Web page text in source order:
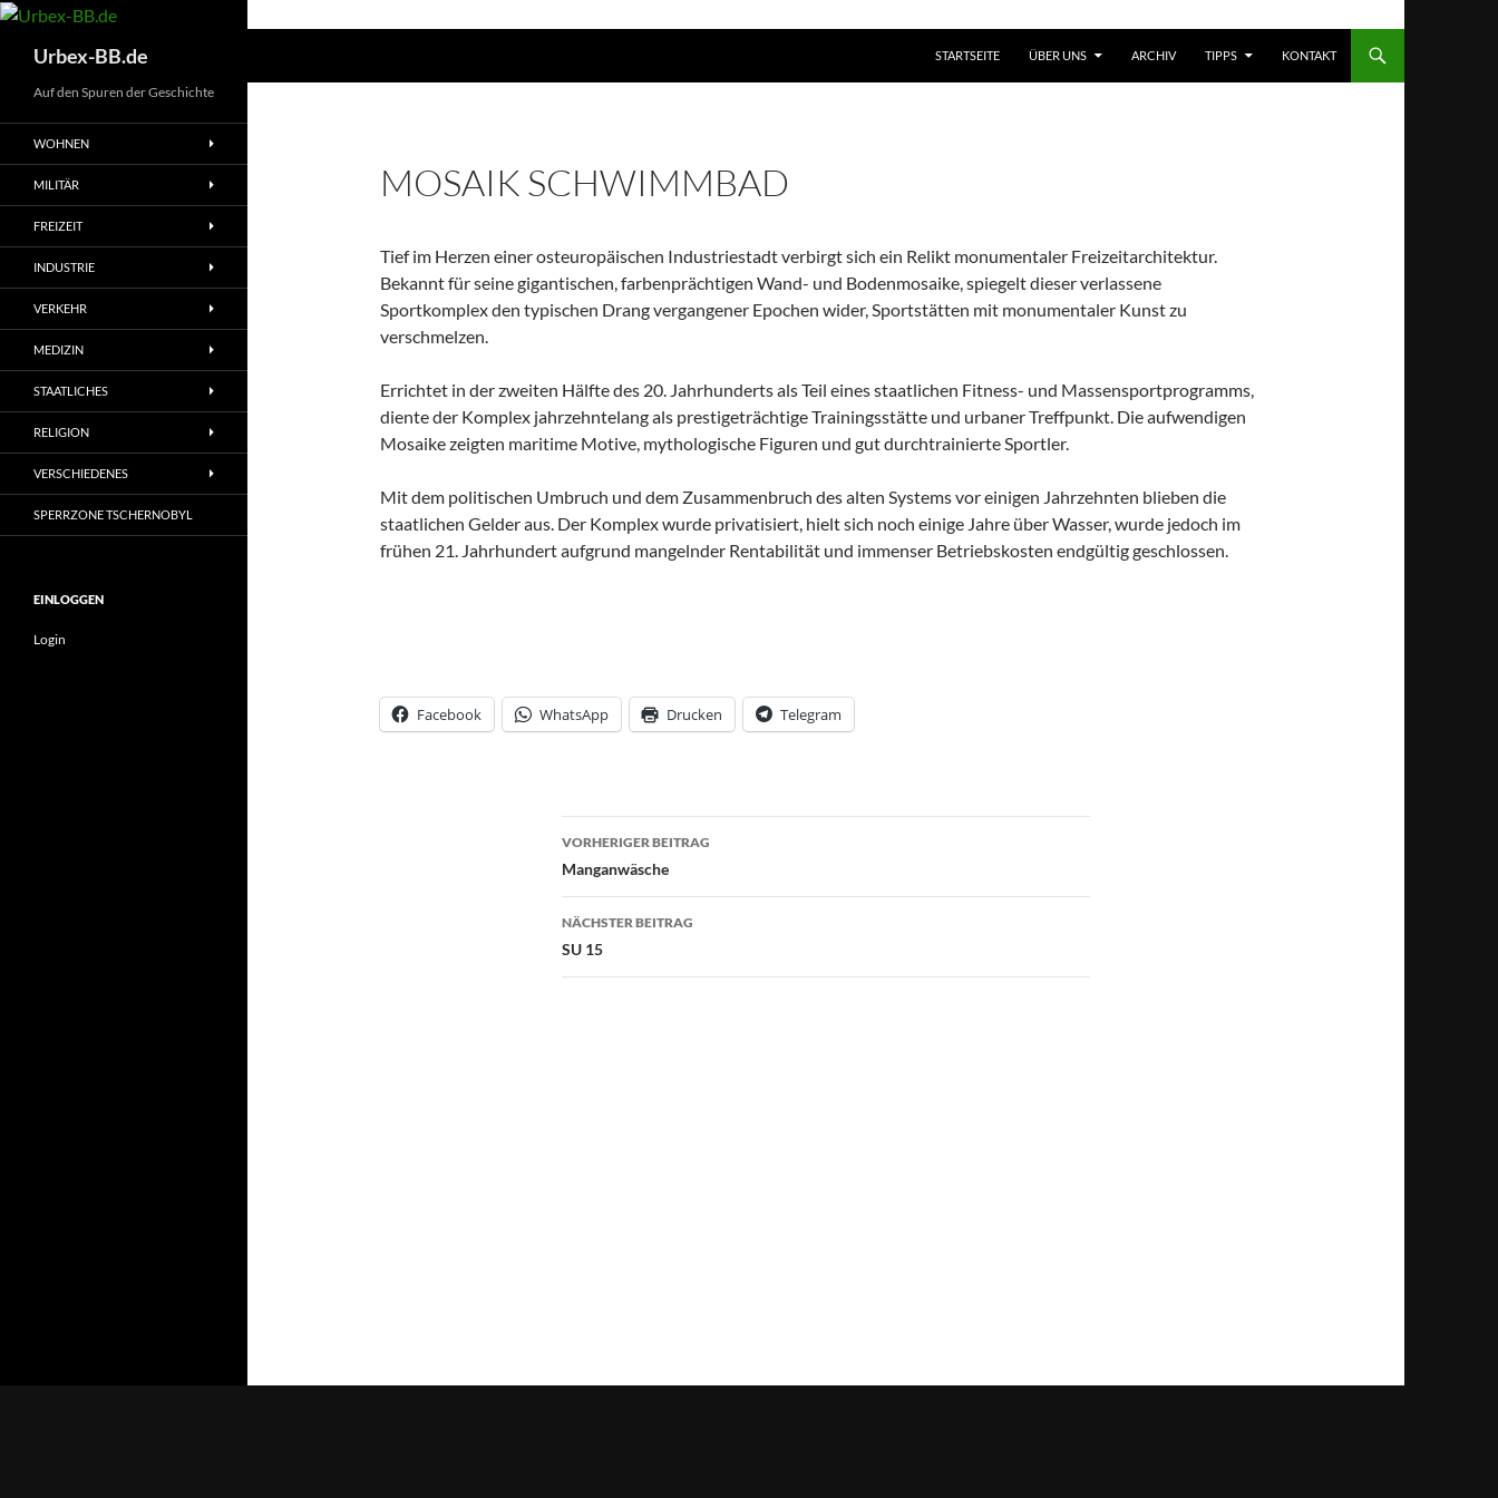
Urbex-BB.de
STARTSEITE
ÜBER UNS ARCHIV TIPPS KONTAKT
MOSAIK SCHWIMMBAD
Tief im Herzen einer osteuropäischen Industriestadt verbirgt sich ein Relikt monumentaler Freizeitarchitektur.
Bekannt für seine gigantischen, farbenprächtigen Wand- und Bodenmosaike, spiegelt dieser verlassene
Sportkomplex den typischen Drang vergangener Epochen wider, Sportstätten mit monumentaler Kunst zu
verschmelzen.
Errichtet in der zweiten Hälfte des 20. Jahrhunderts als Teil eines staatlichen Fitness- und Massensportprogramms,
diente der Komplex jahrzehntelang als prestigeträchtige Trainingsstätte und urbaner Treffpunkt. Die aufwendigen
Mosaike zeigten maritime Motive, mythologische Figuren und gut durchtrainierte Sportler.
Mit dem politischen Umbruch und dem Zusammenbruch des alten Systems vor einigen Jahrzehnten blieben die
staatlichen Gelder aus. Der Komplex wurde privatisiert, hielt sich noch einige Jahre über Wasser, wurde jedoch im
frühen 21. Jahrhundert aufgrund mangelnder Rentabilität und immenser Betriebskosten endgültig geschlossen.
Facebook WhatsApp Drucken Telegram
Beitrags-
Navigation
VORHERIGER BEITRAG
Manganwäsche
NÄCHSTER BEITRAG
SU 15
Auf den Spuren der Geschichte
WOHNEN
MILITÄR
FREIZEIT
INDUSTRIE
VERKEHR
MEDIZIN
STAATLICHES
RELIGION
VERSCHIEDENES
SPERRZONE TSCHERNOBYL
EINLOGGEN
Login